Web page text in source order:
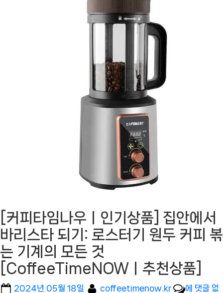
[커피타임나우ㅣ인기상품] 집안에서
바리스타 되기: 로스터기 원두 커피 볶
는 기계의 모든 것
[CoffeeTimeNOWㅣ추천상품]
Posted
2024년 05월 18일 By
coffeetimenow.kr
[커
에 댓글 없